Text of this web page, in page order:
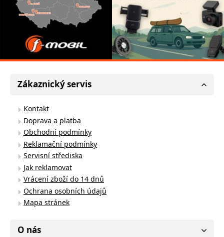
Zákaznický servis
Kontakt
Doprava a platba
Obchodní podmínky
Reklamační podmínky
Servisní střediska
Jak reklamovat
Vrácení zboží do 14 dnů
Ochrana osobních údajů
Mapa stránek
O nás